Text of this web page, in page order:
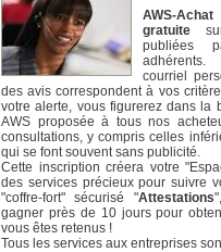
AWS-
gratuite
publiées
courriel
des avis correspondent à vos
votre alerte, vous figurerez dans la
AWS proposée à tous nos
consultations, y compris celles
qui se font souvent sans publicité.
Cette inscription créera votre
des services précieux pour suivre
"coffre-fort" sécurisé "Attestations
gagner près de 10 jours pour
vous êtes retenus !
Tous les services aux entreprises